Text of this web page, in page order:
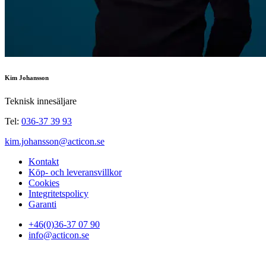
Kim Johansson
Teknisk innesäljare
Tel: 036-37 39 93
kim.johansson@acticon.se
Kontakt
Köp- och leveransvillkor
Cookies
Integritetspolicy
Garanti
+46(0)36-37 07 90
info@acticon.se